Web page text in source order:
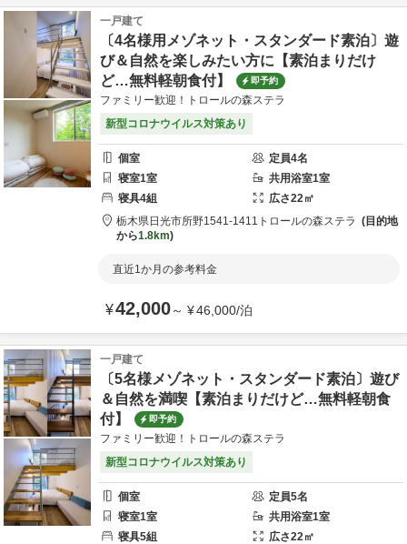
一戸建て
〔4名様用メゾネット・スタンダード素泊〕遊
び＆自然を楽しみたい方に【素泊まりだけ
ど…無料軽朝食付】
即予約
ファミリー歓迎！トロールの森ステラ
新型コロナウイルス対策あり
個室 定員4名
寝室1室 共用浴室1室
寝具4組 広さ22㎡
栃木県日光市所野1541-1411 トロールの森ステラ
目的地
から1.8km
直近1か月の参考料金
¥42,000～ ¥46,000/泊
一戸建て
〔5名様メゾネット・スタンダード素泊〕遊び
＆自然を満喫【素泊まりだけど…無料軽朝食
付】
即予約
ファミリー歓迎！トロールの森ステラ
新型コロナウイルス対策あり
個室 定員5名
寝室1室 共用浴室1室
寝具5組 広さ22㎡